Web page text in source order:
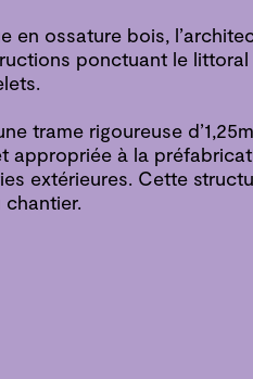
en ossature bois,
ponctuant le
trame rigoureuse
appropriée à la
extérieures. Cette